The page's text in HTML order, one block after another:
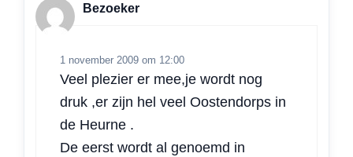
Bezoeker
1 november 2009 om 12:00
Veel plezier er mee,je wordt nog
druk ,er zijn hel veel Oostendorps in
de Heurne .
De eerst wordt al genoemd in